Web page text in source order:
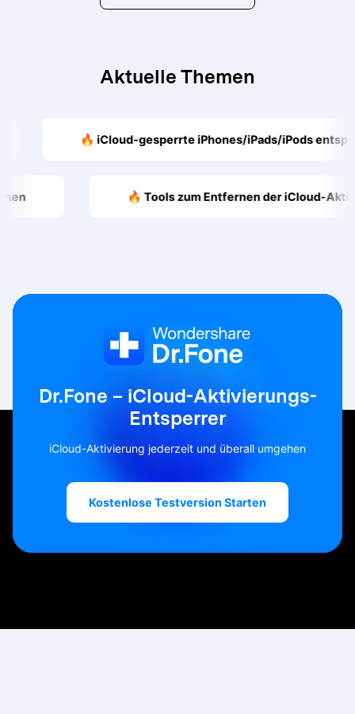
Aktuelle Themen
🔥 iCloud-gesperrte iPhones/iPads/iPods entsperren
umgehen 🔥 Tools zum Entfernen der
Dr.Fone – iCloud-Aktivierungs-
Entsperrer
iCloud-Aktivierung jederzeit und überall umgehen
Kostenlose Testversion Starten